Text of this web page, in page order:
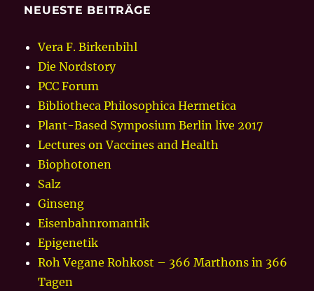
NEUESTE BEITRÄGE
Vera F. Birkenbihl
Die Nordstory
PCC Forum
Bibliotheca Philosophica Hermetica
Plant-Based Symposium Berlin live 2017
Lectures on Vaccines and Health
Biophotonen
Salz
Ginseng
Eisenbahnromantik
Epigenetik
Roh Vegane Rohkost – 366 Marthons in 366
Tagen